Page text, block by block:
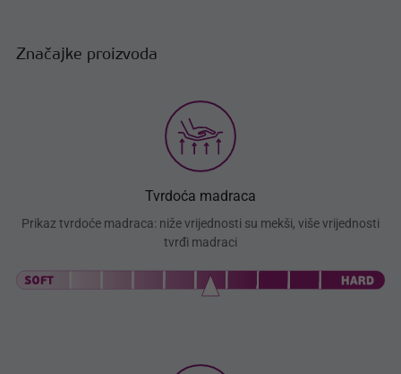
Značajke proizvoda
Tvrdoća madraca
Prikaz tvrdoće madraca: niže vrijednosti su mekši, više vrijednosti
tvrđi madraci